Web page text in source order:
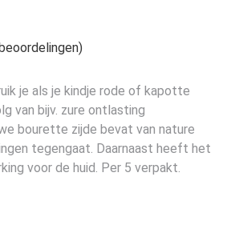
je als je kindje rode of kapotte
van bijv. zure ontlasting
bourette zijde bevat van nature
tegengaat. Daarnaast heeft het
voor de huid. Per 5 verpakt.